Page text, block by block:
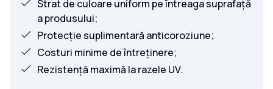
Strat de culoare uniform pe întreaga suprafață
a produsului;
Protecție suplimentară anticoroziune;
Costuri minime de întreținere;
Rezistență maximă la razele UV.